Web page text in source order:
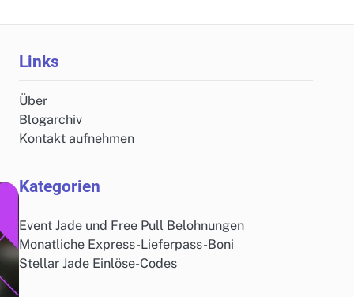
Links
Über
Blogarchiv
Kontakt aufnehmen
Kategorien
Event Jade und Free Pull Belohnungen
Monatliche Express-Lieferpass-Boni
Stellar Jade Einlöse-Codes